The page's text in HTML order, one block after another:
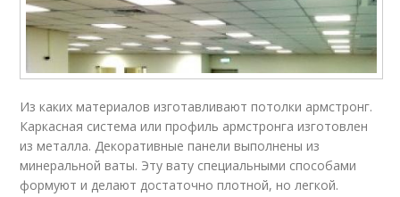
Из каких материалов изготавливают потолки армстронг.
Каркасная система или профиль армстронга изготовлен
из металла. Декоративные панели выполнены из
минеральной ваты. Эту вату специальными способами
формуют и делают достаточно плотной, но легкой.